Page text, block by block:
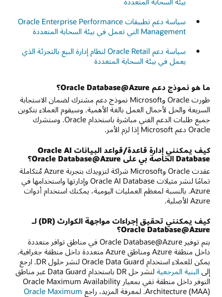
سياسة دعم تطبيقات Oracle Enterprise Performance
Management التي تعمل في بيئة السحابة المتعددة
سياسة دعم Oracle Retail لنظام إدارة البيع بالتجزئة الذي
يعمل في بيئة السحابة المتعددة
ما هو نموذج دعم Oracle Database@Azure؟
طورت Oracle وMicrosoft نموذج دعم مشترك لضمان الاستجابة
السريعة والحل لأحمال العمل بالغة الأهمية. وسيقوم العملاء بتكوين
جميع طلبات الدعم الفني مباشرة باستخدام Oracle. وستشرك
Oracle دعم Microsoft إذا لزم الأمر.
كيف يمكنني إدارة قاعدة/قواعد البيانات Oracle AI
Database الخاصة بي على Oracle Database@Azure؟
عقدت Oracle وMicrosoft شراكة لتزويدك بتجربة Azure مُتكاملة
تمامًا لنشر مثيلات Oracle AI Database وإدارتها واستخدامها في
Azure. بالنسبة لمعظم العمليات اليومية، يمكنك استخدام أدوات
Azure الأصلية.
كيف يمكنني تحقيق إجراءات مواجهة الكوارث (DR) لـ
Oracle Database@Azure؟
يتم توفير Oracle Database@Azure في مناطق توافر متعددة
داخل منطقة Azure ومناطق Azure متعددة داخل منطقة جغرافية.
يمكن للعملاء استخدام Oracle Data Guard لنشر حلول DR. ارجع
إلى البنية المرجعية
لنشر حل DR باستخدام Data Guard عبر مناطق
التوفر داخل منطقة تفي بمعيار Oracle Maximum Availability
Architecture (MAA). لمعرفة المزيد، راجع
‏Oracle Maximum